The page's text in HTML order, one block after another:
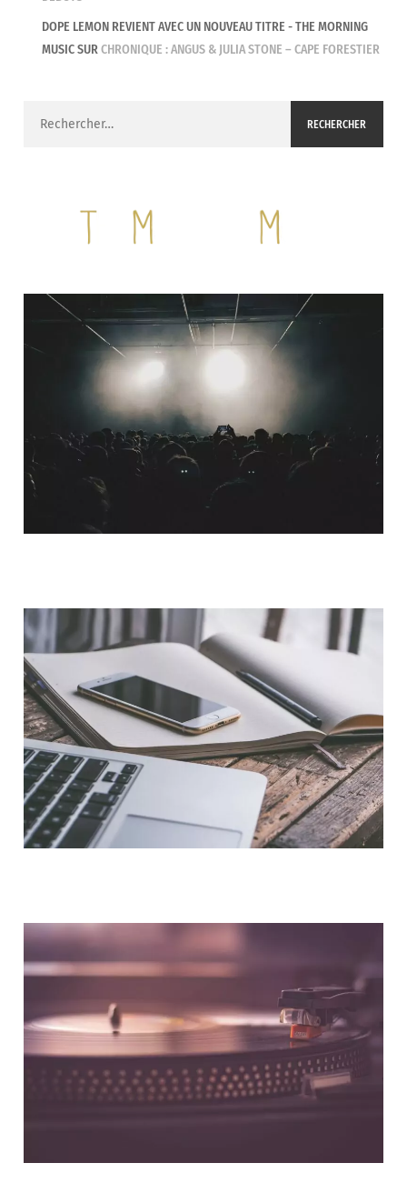
DOPE LEMON REVIENT AVEC UN NOUVEAU TITRE - THE MORNING
MUSICSURCHRONIQUE : ANGUS & JULIA STONE – CAPE FORESTIER